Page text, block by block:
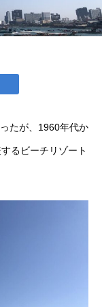
たが、1960年代か
るビーチリゾート